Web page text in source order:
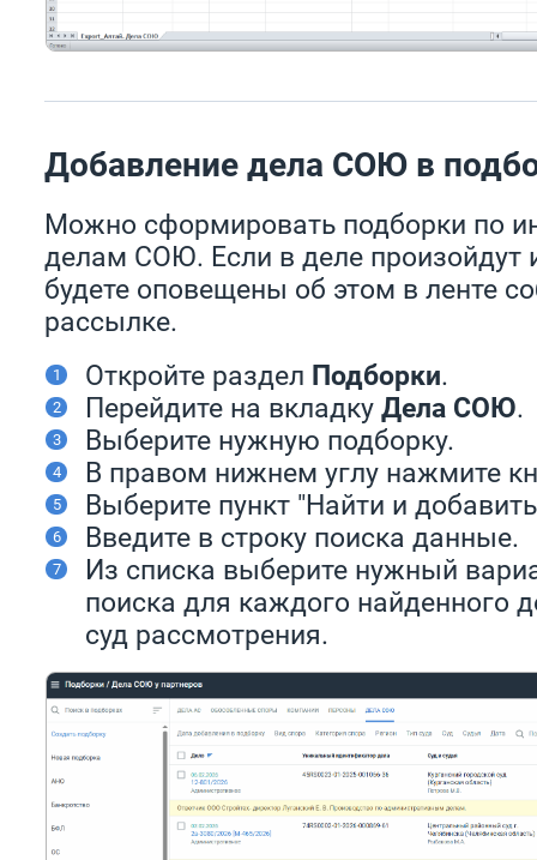
Добавление дела СОЮ в
Можно сформировать подборки по
делам СОЮ. Если в деле произойдут
будете оповещены об этом в ленте
рассылке.
Откройте раздел Подборки.
Перейдите на вкладку Дела СОЮ.
Выберите нужную подборку.
В правом нижнем углу нажмите
Выберите пункт "Найти и
Введите в строку поиска данные.
Из списка выберите нужный
поиска для каждого найденного
суд рассмотрения.